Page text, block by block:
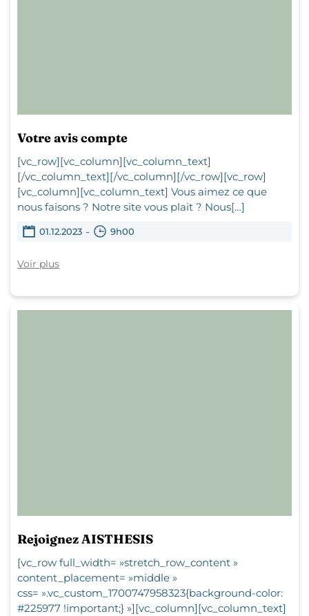
Votre avis compte
[vc_row][vc_column][vc_column_text]
[/vc_column_text][/vc_column][/vc_row][vc_row]
[vc_column][vc_column_text] Vous aimez ce que
nous faisons ? Notre site vous plait ? Nous[…]
01.12.2023 - 9h00
Voir plus
Rejoignez AISTHESIS
[vc_row full_width= »stretch_row_content »
content_placement= »middle »
css= ».vc_custom_1700747958323{background-color:
#225977 !important;} »][vc_column][vc_column_text]